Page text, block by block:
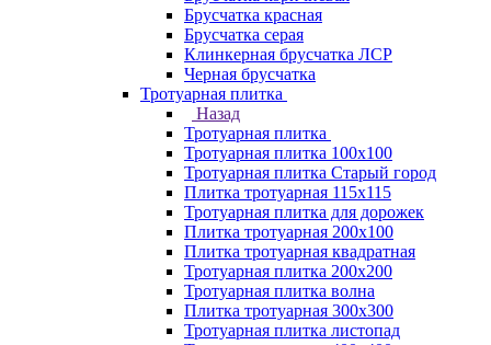
Брусчатка красная
Брусчатка серая
Клинкерная брусчатка ЛСР
Черная брусчатка
Тротуарная плитка
Назад
Тротуарная плитка
Тротуарная плитка 100x100
Тротуарная плитка Старый город
Плитка тротуарная 115x115
Тротуарная плитка для дорожек
Плитка тротуарная 200х100
Плитка тротуарная квадратная
Тротуарная плитка 200х200
Тротуарная плитка волна
Плитка тротуарная 300х300
Тротуарная плитка листопад